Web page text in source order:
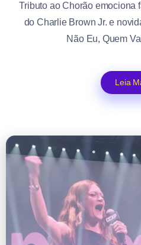
Tributo ao Chorão emociona
do Charlie Brown Jr. e
Não Eu, Quem
Leia